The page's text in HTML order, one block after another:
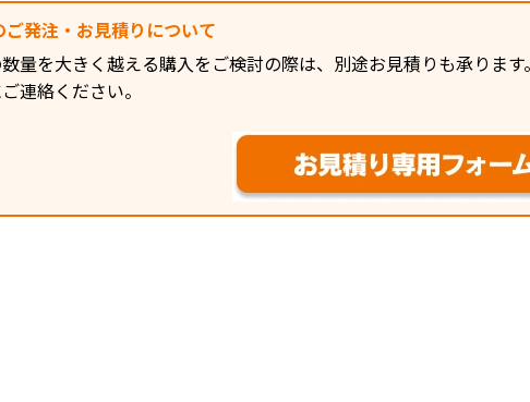
発注・お見積りについて
量を大きく越える購入をご検討の際は、別途お見積りも承ります
連絡ください。